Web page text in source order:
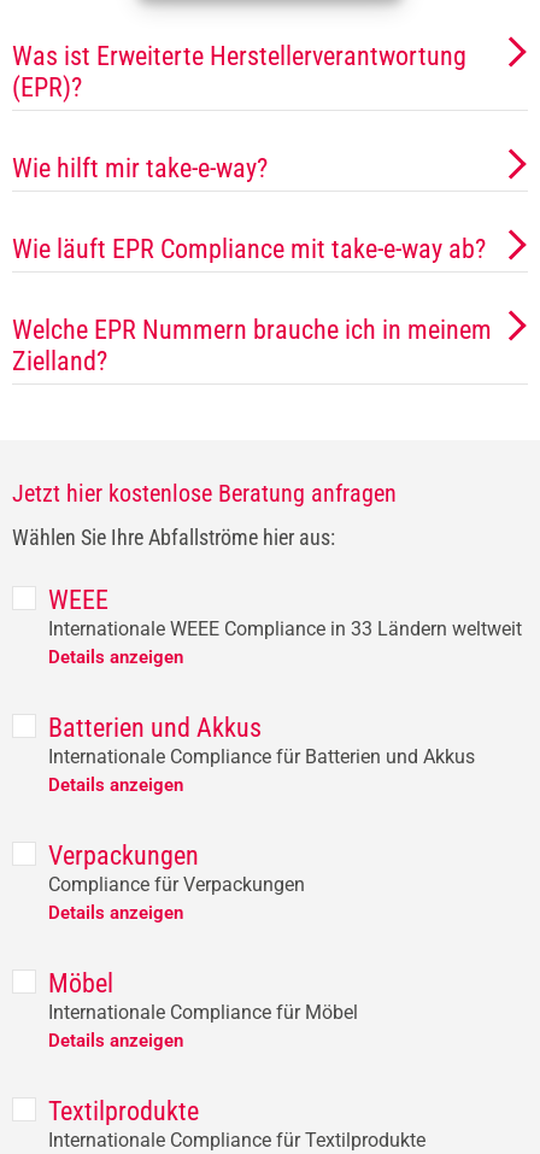
Was ist Erweiterte Herstellerverantwortung
(EPR)?
Wie hilft mir take-e-way?
Wie läuft EPR Compliance mit take-e-way ab?
Welche EPR Nummern brauche ich in meinem
Zielland?
Jetzt hier kostenlose Beratung anfragen
Wählen Sie Ihre Abfallströme hier aus:
WEEE
Internationale WEEE Compliance in 33 Ländern weltweit
Details anzeigen
Batterien und Akkus
Internationale Compliance für Batterien und Akkus
Details anzeigen
Verpackungen
Compliance für Verpackungen
Details anzeigen
Möbel
Internationale Compliance für Möbel
Details anzeigen
Textilprodukte
Internationale Compliance für Textilprodukte